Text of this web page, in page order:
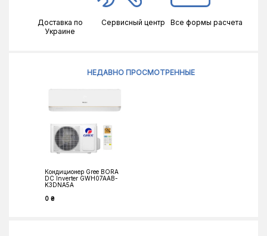
Доставка по
Украине
Сервисный центр Все формы расчета
НЕДАВНО ПРОСМОТРЕННЫЕ
Кондиционер Gree BORA
DC Inverter GWH07AAB-
K3DNA5A
0 ₴